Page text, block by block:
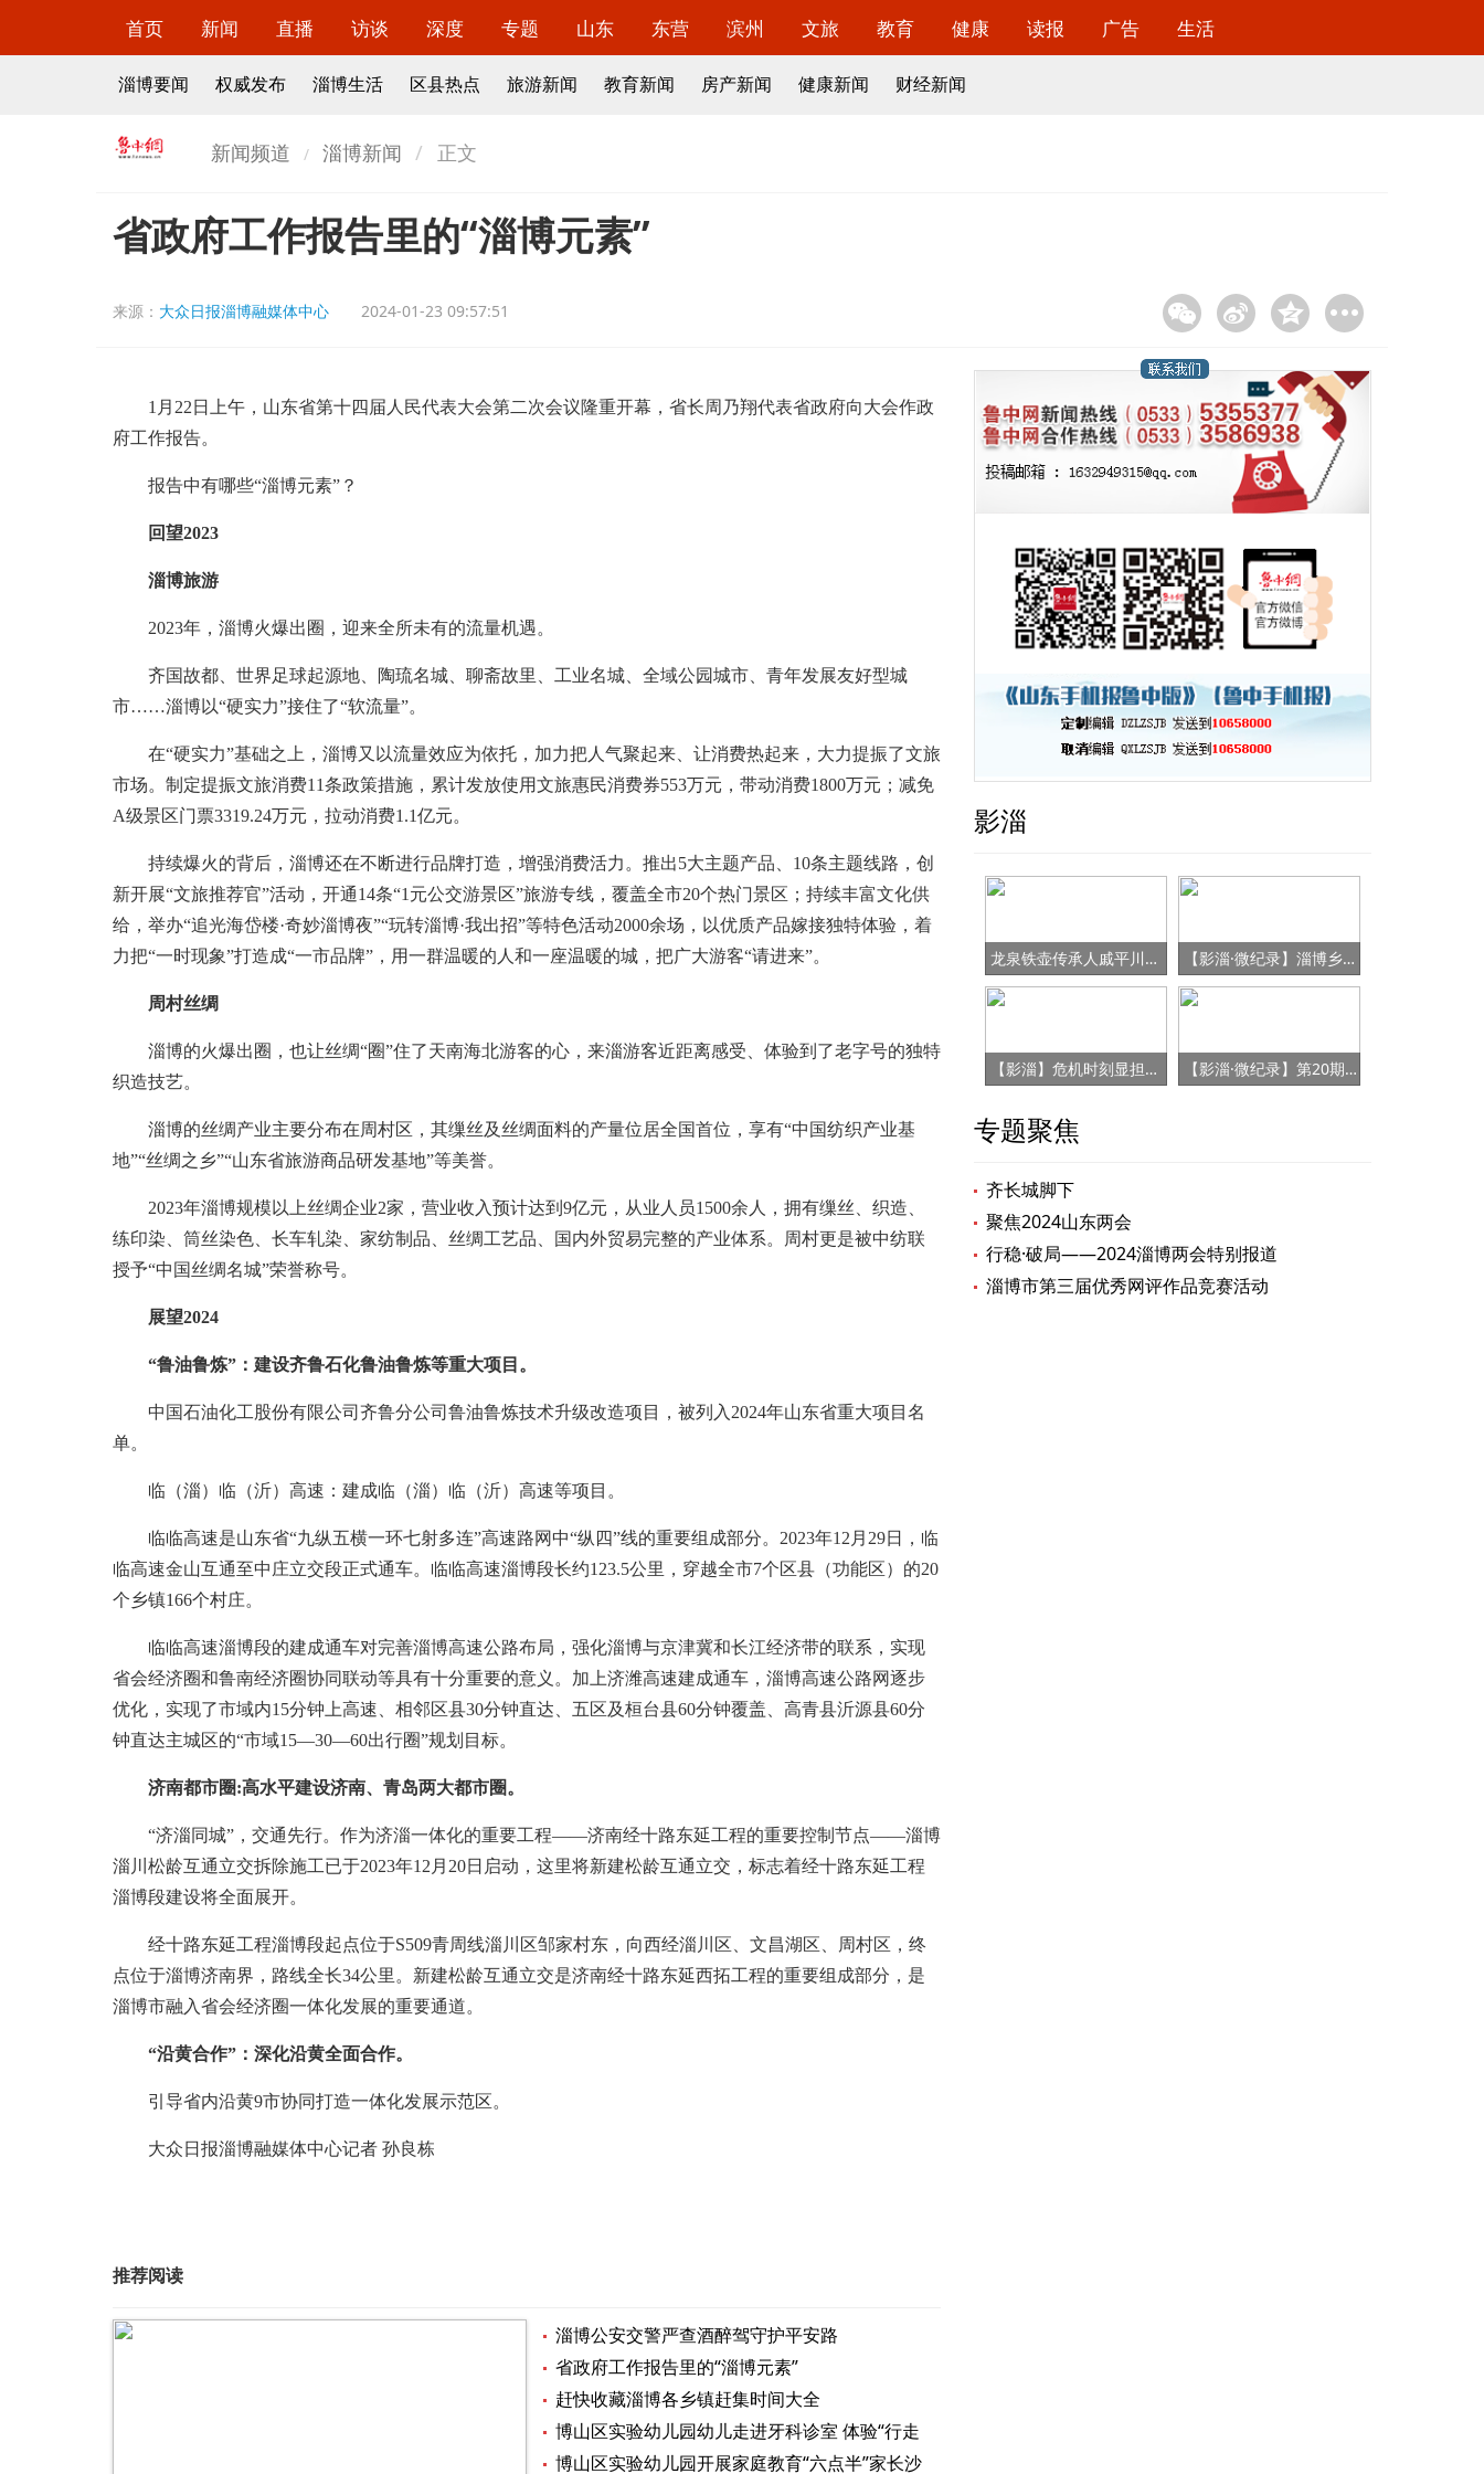
首页 新闻 直播 访谈 深度 专题 山东 东营 滨州 文旅 教育 健康 读报 广告 生活
淄博要闻 权威发布 淄博生活 区县热点 旅游新闻 教育新闻 房产新闻 健康新闻 财经新闻
新闻频道 淄博新闻 正文
省政府工作报告里的“淄博元素”
来源： 大众日报淄博融媒体中心 2024-01-23 09:57:51
1月22日上午，山东省第十四届人民代表大会第二次会议隆重开幕，省长周乃翔代表省政府向大会作政
府工作报告。
报告中有哪些“淄博元素”？
回望2023
淄博旅游
2023年，淄博火爆出圈，迎来全所未有的流量机遇。
齐国故都、世界足球起源地、陶琉名城、聊斋故里、工业名城、全域公园城市、青年发展友好型城
市……淄博以“硬实力”接住了“软流量”。
在“硬实力”基础之上，淄博又以流量效应为依托，加力把人气聚起来、让消费热起来，大力提振了文旅
市场。制定提振文旅消费11条政策措施，累计发放使用文旅惠民消费券553万元，带动消费1800万元；减免
A级景区门票3319.24万元，拉动消费1.1亿元。
持续爆火的背后，淄博还在不断进行品牌打造，增强消费活力。推出5大主题产品、10条主题线路，创
新开展“文旅推荐官”活动，开通14条“1元公交游景区”旅游专线，覆盖全市20个热门景区；持续丰富文化供
给，举办“追光海岱楼·奇妙淄博夜”“玩转淄博·我出招”等特色活动2000余场，以优质产品嫁接独特体验，着
力把“一时现象”打造成“一市品牌”，用一群温暖的人和一座温暖的城，把广大游客“请进来”。
周村丝绸
淄博的火爆出圈，也让丝绸“圈”住了天南海北游客的心，来淄游客近距离感受、体验到了老字号的独特
织造技艺。
淄博的丝绸产业主要分布在周村区，其缫丝及丝绸面料的产量位居全国首位，享有“中国纺织产业基
地”“丝绸之乡”“山东省旅游商品研发基地”等美誉。
2023年淄博规模以上丝绸企业2家，营业收入预计达到9亿元，从业人员1500余人，拥有缫丝、织造、
练印染、筒丝染色、长车轧染、家纺制品、丝绸工艺品、国内外贸易完整的产业体系。周村更是被中纺联
授予“中国丝绸名城”荣誉称号。
展望2024
“鲁油鲁炼”：建设齐鲁石化鲁油鲁炼等重大项目。
中国石油化工股份有限公司齐鲁分公司鲁油鲁炼技术升级改造项目，被列入2024年山东省重大项目名
单。
临（淄）临（沂）高速：建成临（淄）临（沂）高速等项目。
临临高速是山东省“九纵五横一环七射多连”高速路网中“纵四”线的重要组成部分。2023年12月29日，临
临高速金山互通至中庄立交段正式通车。临临高速淄博段长约123.5公里，穿越全市7个区县（功能区）的20
个乡镇166个村庄。
临临高速淄博段的建成通车对完善淄博高速公路布局，强化淄博与京津冀和长江经济带的联系，实现
省会经济圈和鲁南经济圈协同联动等具有十分重要的意义。加上济潍高速建成通车，淄博高速公路网逐步
优化，实现了市域内15分钟上高速、相邻区县30分钟直达、五区及桓台县60分钟覆盖、高青县沂源县60分
钟直达主城区的“市域15—30—60出行圈”规划目标。
济南都市圈:高水平建设济南、青岛两大都市圈。
“济淄同城”，交通先行。作为济淄一体化的重要工程——济南经十路东延工程的重要控制节点——淄博
淄川松龄互通立交拆除施工已于2023年12月20日启动，这里将新建松龄互通立交，标志着经十路东延工程
淄博段建设将全面展开。
经十路东延工程淄博段起点位于S509青周线淄川区邹家村东，向西经淄川区、文昌湖区、周村区，终
点位于淄博济南界，路线全长34公里。新建松龄互通立交是济南经十路东延西拓工程的重要组成部分，是
淄博市融入省会经济圈一体化发展的重要通道。
“沿黄合作”：深化沿黄全面合作。
引导省内沿黄9市协同打造一体化发展示范区。
大众日报淄博融媒体中心记者 孙良栋
推荐阅读
淄博公安交警严查酒醉驾守护平安路
省政府工作报告里的“淄博元素”
赶快收藏淄博各乡镇赶集时间大全
博山区实验幼儿园幼儿走进牙科诊室 体验“行走
的课堂”
博山区实验幼儿园开展家庭教育“六点半”家长沙
影淄
龙泉铁壶传承人戚平川的“守艺”之路 【影淄·微纪录】淄博乡村女书记的“变形记”
【影淄】危机时刻显担当 赤胆忠心保健康 【影淄·微纪录】第20期：战“疫”老将刘景春
专题聚焦
齐长城脚下
聚焦2024山东两会
行稳·破局——2024淄博两会特别报道
淄博市第三届优秀网评作品竞赛活动